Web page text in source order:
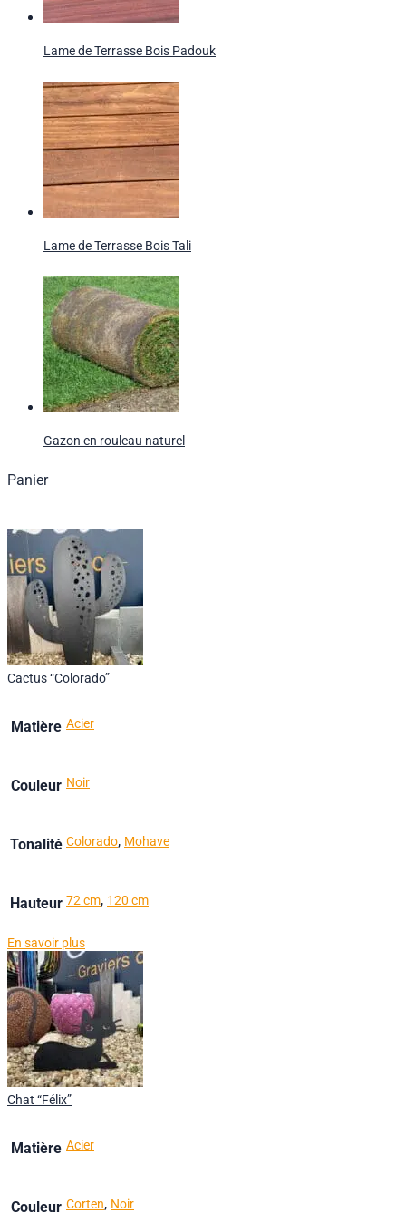
Lame de Terrasse Bois Padouk
Lame de Terrasse Bois Tali
Gazon en rouleau naturel
Panier
Cactus “Colorado”
Matière Acier
Couleur Noir
Tonalité Colorado, Mohave
Hauteur 72 cm, 120 cm
En savoir plus
Chat “Félix”
Matière Acier
Couleur Corten, Noir